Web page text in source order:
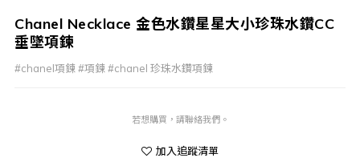
Chanel Necklace 金色水鑽星星大小珍珠水鑽CC
垂墜項鍊
#chanel項鍊 #項鍊 #chanel 珍珠水鑽項鍊
若想購買，請聯絡我們。
加入追蹤清單